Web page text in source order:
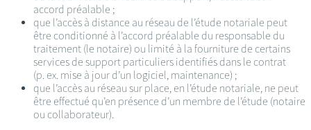
accord préalable ;
que l’accès à distance au réseau de l’étude notariale peut
être conditionné à l’accord préalable du responsable du
traitement (le notaire) ou limité à la fourniture de certains
services de support particuliers identifiés dans le contrat
(p. ex. mise à jour d’un logiciel, maintenance) ;
que l’accès au réseau sur place, en l’étude notariale, ne peut
être effectué qu’en présence d’un membre de l’étude (notaire
ou collaborateur).